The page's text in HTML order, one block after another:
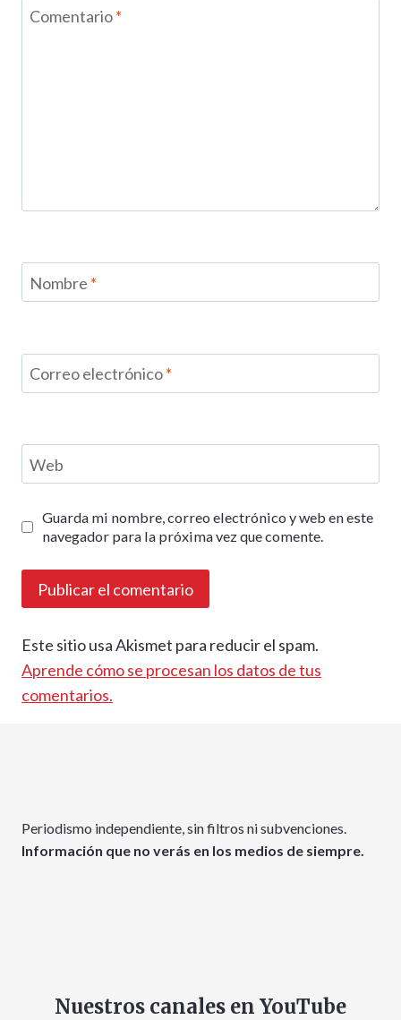
Comentario*
Nombre *
Correo electrónico*
Web
Guarda mi nombre, correo electrónico y web en este
navegador para la próxima vez que comente.
Este sitio usa Akismet para reducir el spam.
Aprende cómo se procesan los datos de tus
comentarios.
Periodismo independiente, sin filtros ni subvenciones.
Información que no verás en los medios de siempre.
Nuestros canales en YouTube